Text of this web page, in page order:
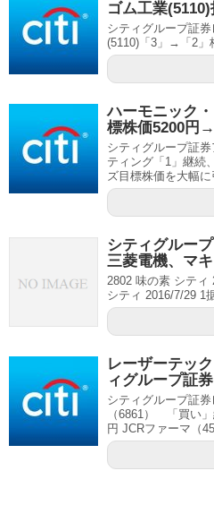
ゴム工業
シティグループ証
(5110)「3」→「2」
ハーモニック
標株価5200円
シティグループ証
ティング「1」継続
ズ目標株価を大幅
シティグルー
三菱電機、マ
2802 味の素 シティ
シティ 2016/7/29 1
レーザーテッ
ィグループ証
シティグループ証
（6861） 「買い
円 JCRファーマ（